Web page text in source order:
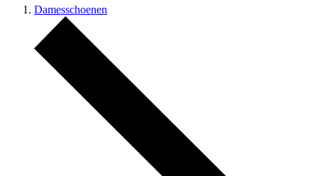
Damesschoenen